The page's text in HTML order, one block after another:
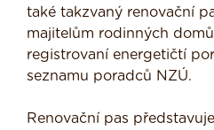
také takzvaný renovační
majitelům rodinných
registrovaní energetičtí
seznamu poradců NZÚ.
Renovační pas